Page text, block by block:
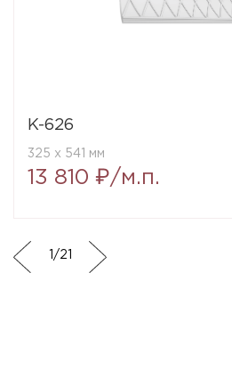
K-626
325 x 541 мм
13 810 ₽/м.п.
/21